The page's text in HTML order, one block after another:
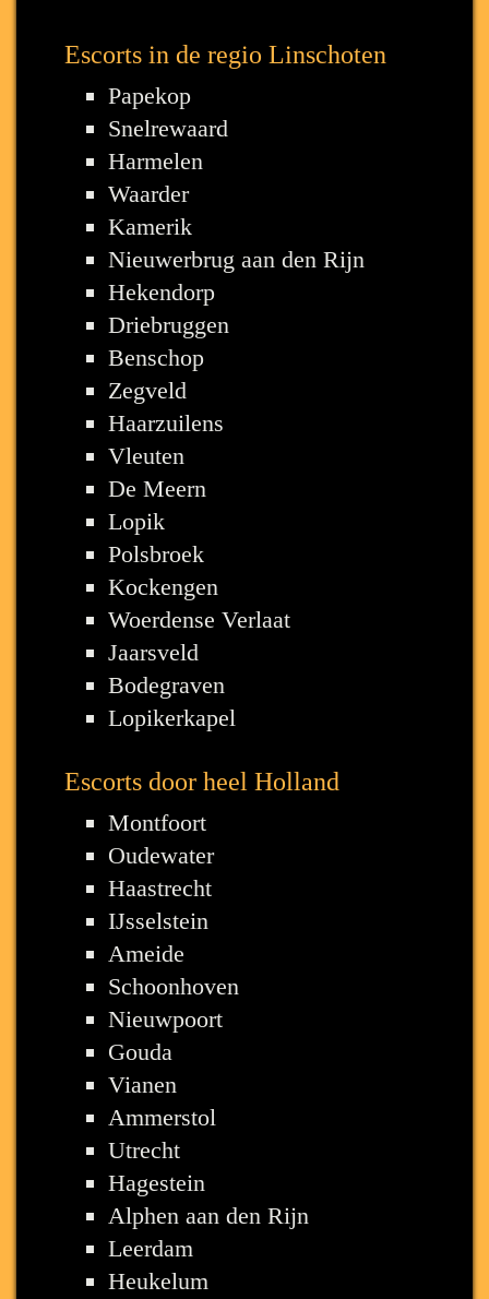
Escorts in de regio Linschoten
Papekop
Snelrewaard
Harmelen
Waarder
Kamerik
Nieuwerbrug aan den Rijn
Hekendorp
Driebruggen
Benschop
Zegveld
Haarzuilens
Vleuten
De Meern
Lopik
Polsbroek
Kockengen
Woerdense Verlaat
Jaarsveld
Bodegraven
Lopikerkapel
Escorts door heel Holland
Montfoort
Oudewater
Haastrecht
IJsselstein
Ameide
Schoonhoven
Nieuwpoort
Gouda
Vianen
Ammerstol
Utrecht
Hagestein
Alphen aan den Rijn
Leerdam
Heukelum